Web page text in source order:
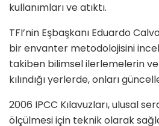
kullanımları ve atıktı.
TFI’nin Eşbaşkanı Eduardo
bir envanter metodolojisini
takiben bilimsel ilerlemelerin
kılındığı yerlerde, onları
2006 IPCC Kılavuzları, ulusal
ölçülmesi için teknik olarak